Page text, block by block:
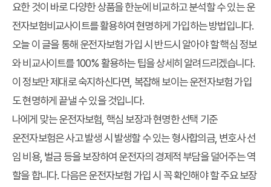
요한 것이 바로 다양한 상품을 한눈에 비교하고 분석할 수 있는 운
전자보험비교사이트를 활용하여 현명하게 가입하는 방법입니다.
오늘 이 글을 통해 운전자보험 가입 시 반드시 알아야 할 핵심 정보
와 비교사이트를 100% 활용하는 팁을 상세히 알려드리겠습니다.
이 정보만 제대로 숙지하신다면, 복잡해 보이는 운전자보험 가입
도 현명하게 끝낼 수 있을 것입니다.
나에게 맞는 운전자보험, 핵심 보장과 현명한 선택 기준
운전자보험은 사고 발생 시 발생할 수 있는 형사합의금, 변호사 선
임 비용, 벌금 등을 보장하여 운전자의 경제적 부담을 덜어주는 역
할을 합니다. 다음은 운전자보험 가입 시 꼭 확인해야 할 주요 보장